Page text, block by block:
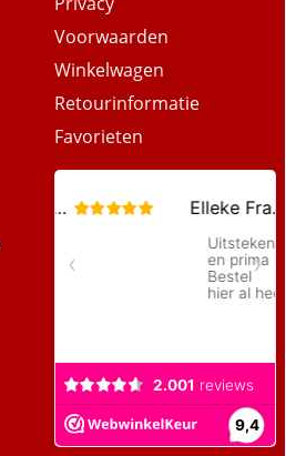
Voorwaarden
Winkelwagen
Retourinformatie
Favorieten